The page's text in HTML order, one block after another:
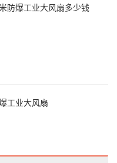
防爆工业大风扇多少钱
工业大风扇